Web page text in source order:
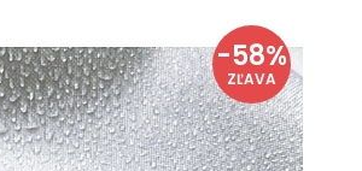
-58%
ZĽAVA